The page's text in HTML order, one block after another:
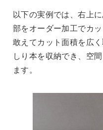
以下の実例では、右上
部をオーダー加工でカッ
敢えてカット面積を広
しり本を収納でき、空
ます。